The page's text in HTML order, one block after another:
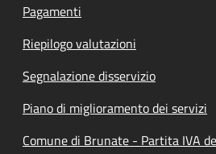
Pagamenti
Riepilogo valutazioni
Segnalazione disservizio
Piano di miglioramento dei servizi
Comune di Brunate - Partita IVA